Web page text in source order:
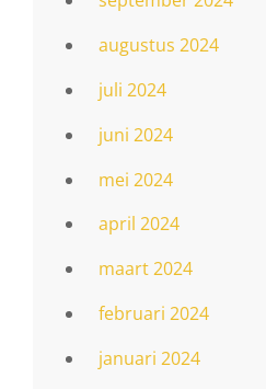
augustus 2024
juli 2024
juni 2024
mei 2024
april 2024
maart 2024
februari 2024
januari 2024